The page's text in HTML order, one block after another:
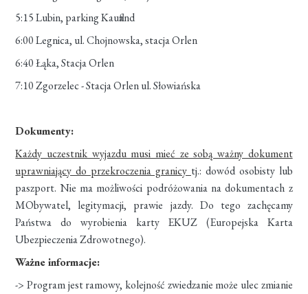
5:15 Lubin, parking Kaufland
6:00 Legnica, ul. Chojnowska, stacja Orlen
6:40 Łąka, Stacja Orlen
7:10 Zgorzelec - Stacja Orlen ul. Słowiańska
Dokumenty:
Każdy uczestnik wyjazdu musi mieć ze sobą ważny dokument
uprawniający do przekroczenia granicy tj.: dowód osobisty lub
paszport. Nie ma możliwości podróżowania na dokumentach z
MObywatel, legitymacji, prawie jazdy. Do tego zachęcamy
Państwa do wyrobienia karty EKUZ (Europejska Karta
Ubezpieczenia Zdrowotnego).
Ważne informacje:
-> Program jest ramowy, kolejność zwiedzanie może ulec zmianie